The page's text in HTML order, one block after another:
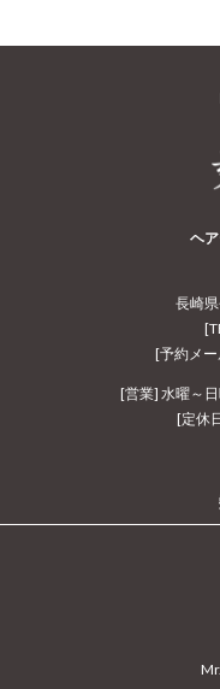
ヘ
長崎
[予約メー
[営業] 水曜～
[定休